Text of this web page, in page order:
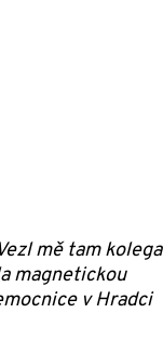
mě tam kolega
magnetickou
v Hradci